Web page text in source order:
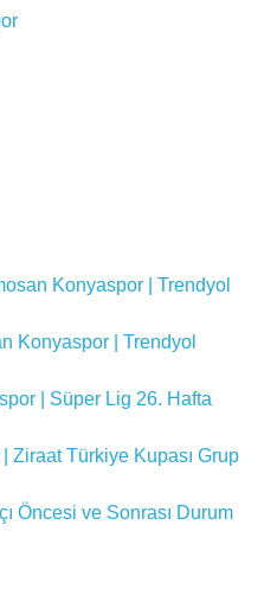
Konyaspor | Trendyol
Konyaspor | Trendyol
| Süper Lig 26. Hafta
Ziraat Türkiye Kupası Grup
Öncesi ve Sonrası Durum